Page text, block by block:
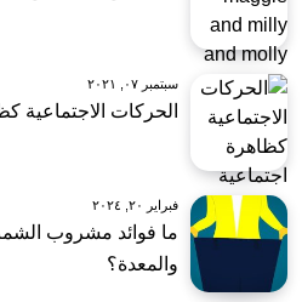
سبتمبر ٠٧, ٢٠٢١
الحركات الاجتماعية
فبراير ٢٠, ٢٠٢٤
ما فوائد مشروب
والمعدة؟